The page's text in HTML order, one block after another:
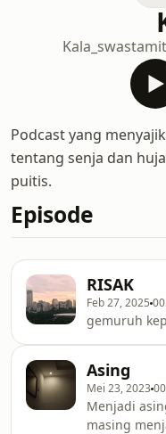
Podcast yang
tentang senja dan
puitis.
Episode
RISAK
Feb 27, 2025
gemuruh
Asing
Mei 23, 2023
Menjadi
masing